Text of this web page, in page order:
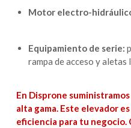
Motor electro-
Equipamiento de serie:
rampa de acceso y
En Disprone
alta gama. Este elevador
eficiencia para tu negocio.